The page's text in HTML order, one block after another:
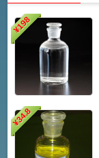
¥
198
¥
34.8